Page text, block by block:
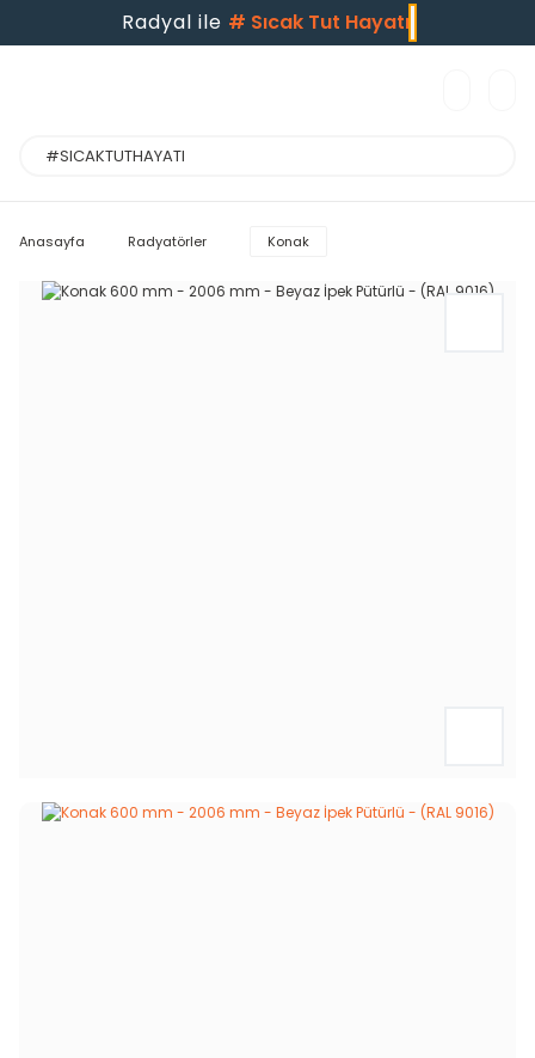
Radyal ile # Sıcak Tut Hayatı
Anasayfa Radyatörler Konak